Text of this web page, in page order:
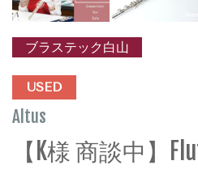
ブラステック白山
USED
Altus
【K様 商談中】